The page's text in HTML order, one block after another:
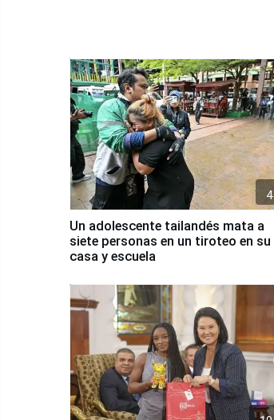
4
Un adolescente tailandés mata a
siete personas en un tiroteo en su
casa y escuela